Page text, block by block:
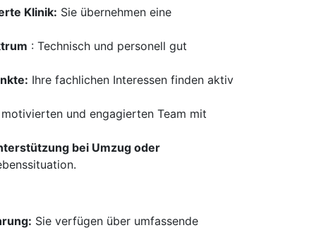
Klinik: Sie übernehmen eine
: Technisch und personell gut
Ihre fachlichen Interessen finden aktiv
und engagierten Team mit
bei Umzug oder
Sie verfügen über umfassende